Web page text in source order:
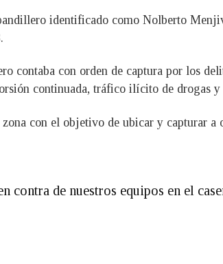
identificado como Nolberto
contaba con orden de captura por los
continuada, tráfico ilícito de drogas
con el objetivo de ubicar y capturar a
contra de nuestros equipos en el